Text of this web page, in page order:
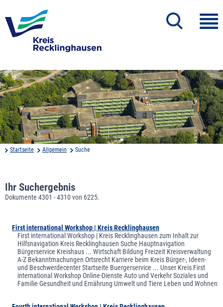
Startseite Allgemein Suche
Ihr Suchergebnis
Dokumente 4301 - 4310 von 6225.
First international Workshop | Kreis Recklinghausen
First international Workshop | Kreis Recklinghausen zum Inhalt zur
Hilfsnavigation Kreis Recklinghausen Suche Hauptnavigation
Bürgerservice Kreishaus ... Wirtschaft Bildung Freizeit Kreisverwaltung
A-Z Bekanntmachungen Ortsrecht Karriere beim Kreis Bürger-, Ideen-
und Beschwerdecenter Startseite Buergerservice ... Unser Kreis First
international Workshop Online-Dienste Auto und Verkehr Soziales und
Familie Gesundheit und Ernährung Umwelt und Tiere Leben und Wohnen